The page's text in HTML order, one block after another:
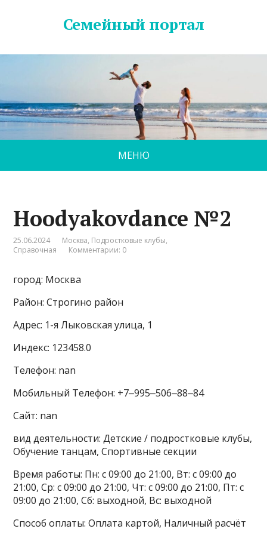
Семейный портал
МЕНЮ
Hoodyakovdance №2
25.06.2024 Москва, Подростковые клубы,
Справочная
Комментарии: 0
город: Москва
Район: Строгино район
Адрес: 1-я Лыковская улица, 1
Индекс: 123458.0
Телефон: nan
Мобильный Телефон: +7‒995‒506‒88‒84
Сайт: nan
вид деятельности: Детские / подростковые клубы,
Обучение танцам, Спортивные секции
Время работы: Пн: с 09:00 до 21:00, Вт: с 09:00 до
21:00, Ср: с 09:00 до 21:00, Чт: с 09:00 до 21:00, Пт: с
09:00 до 21:00, Сб: выходной, Вс: выходной
Способ оплаты: Оплата картой, Наличный расчёт